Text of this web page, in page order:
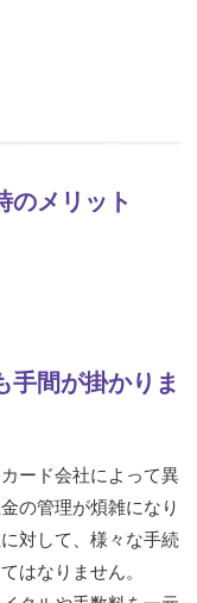
メリット
手間が掛かりま
ード会社によって異
の管理が煩雑になり
対して、様々な手続
はなりません。